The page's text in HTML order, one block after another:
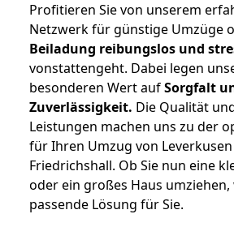
Profitieren Sie von unserem
Netzwerk für günstige Umzüge
Beiladung reibungslos und
vonstattengeht. Dabei legen
besonderen Wert aufSorgfalt
Zuverlässigkeit. Die Qualität
Leistungen machen uns zu der
für Ihren Umzug von Leverkusen
Friedrichshall. Ob Sie nun eine
oder ein großes Haus
passende Lösung für Sie.